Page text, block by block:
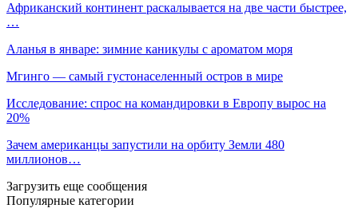
Африканский континент раскалывается на две части быстрее,
…
Аланья в январе: зимние каникулы с ароматом моря
Мгинго — самый густонаселенный остров в мире
Исследование: спрос на командировки в Европу вырос на
20%
Зачем американцы запустили на орбиту Земли 480
миллионов…
Загрузить еще сообщения
Популярные категории